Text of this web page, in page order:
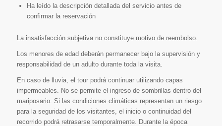
Ha leído la descripción detallada del servicio antes de
confirmar la reservación
La insatisfacción subjetiva no constituye motivo de reembolso.
Los menores de edad deberán permanecer bajo la supervisión y
responsabilidad de un adulto durante toda la visita.
En caso de lluvia, el tour podrá continuar utilizando capas
impermeables. No se permite el ingreso de sombrillas dentro del
mariposario. Si las condiciones climáticas representan un riesgo
para la seguridad de los visitantes, el inicio o continuidad del
recorrido podrá retrasarse temporalmente. Durante la época